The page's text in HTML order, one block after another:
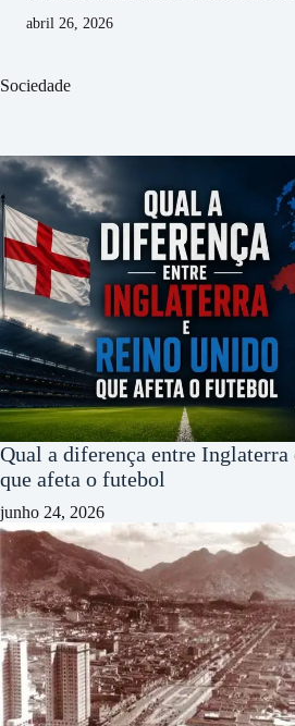
abril 26, 2026
Sociedade
Qual a diferença entre
que afeta o futebol
junho 24, 2026